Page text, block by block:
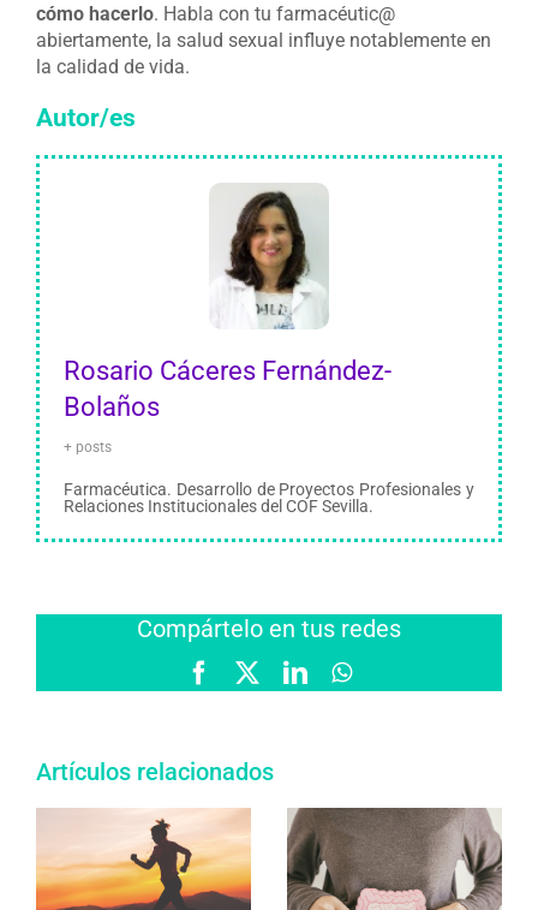
cómo hacerlo. Habla con tu farmacéutic@
abiertamente, la salud sexual influye notablemente en
la calidad de vida.
Autor/es
Rosario Cáceres Fernández-
Bolaños
+ posts
Farmacéutica. Desarrollo de Proyectos Profesionales y
Relaciones Institucionales del COF Sevilla.
Compártelo en tus redes
FacebookLinkedInWhatsApp
Artículos relacionados